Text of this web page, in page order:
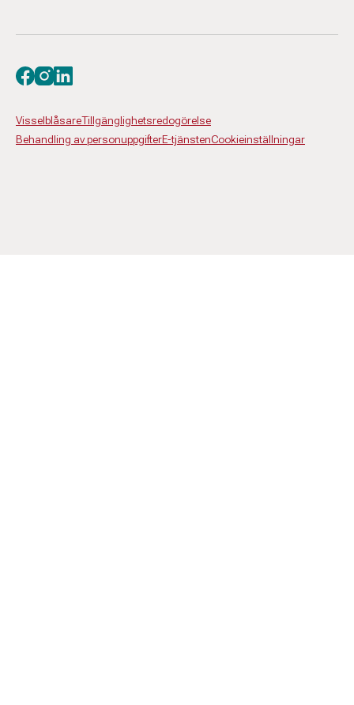
VisselblåsareTillgänglighetsredogörelse
Behandling av personuppgifterE-tjänstenCookieinställningar
Besök oss på facebook
Besök oss på instagram
Besök oss på linkedin